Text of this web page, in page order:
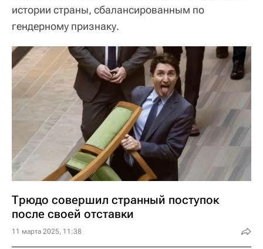
истории страны, сбалансированным по
гендерному признаку.
Трюдо совершил странный поступок
после своей отставки
11 марта 2025, 11:38